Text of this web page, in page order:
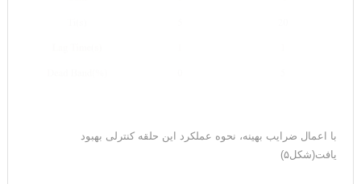
با اعمال ضرایب بهینه، نحوه عملکرد این حلقه کنترلی بهبود
یافت(شکل۵)